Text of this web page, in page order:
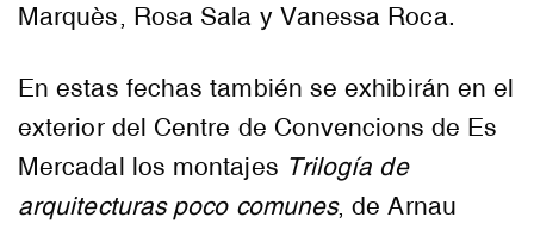
Marquès, Rosa Sala y Vanessa Roca.
En estas fechas también se exhibirán en el
exterior del Centre de Convencions de Es
Mercadal los montajes Trilogía de
arquitecturas poco comunes, de Arnau